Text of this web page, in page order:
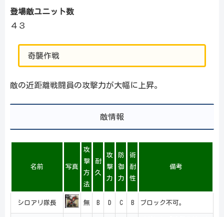
登場敵ユニット数
４３
奇襲作戦
敵の近距離戦闘員の攻撃力が大幅に上昇。
敵情報
名前 写真
攻
撃
方
法
耐
久
攻
撃
力
防
御
力
術
耐
性
備考
シロアリ隊長 無 B D C B ブロック不可。